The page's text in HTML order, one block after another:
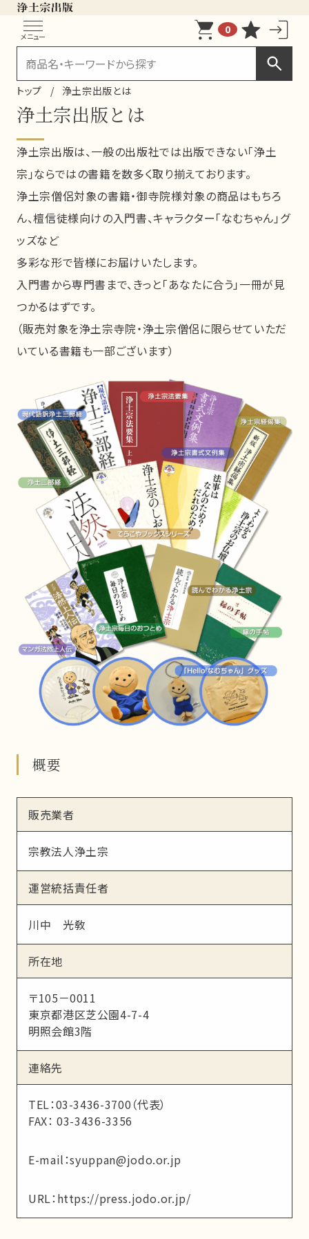
メニュー
0
トップ 浄土宗出版とは
浄土宗出版とは
浄土宗出版は、一般の出版社では出版できない「浄土
宗」ならではの書籍を数多く取り揃えております。
浄土宗僧侶対象の書籍・御寺院様対象の商品はもちろ
ん、檀信徒様向けの入門書、キャラクター「なむちゃん」グ
ッズなど
多彩な形で皆様にお届けいたします。
入門書から専門書まで、きっと「あなたに合う」一冊が見
つかるはずです。
（販売対象を浄土宗寺院・浄土宗僧侶に限らせていただ
いている書籍も一部ございます）
概要
販売業者
宗教法人浄土宗
運営統括責任者
川中 光敎
所在地
〒105－0011
東京都港区芝公園4-7-4
明照会館3階
連絡先
TEL：03-3436-3700（代表）
FAX： 03-3436-3356
E-mail：syuppan@jodo.or.jp
URL： https://press.jodo.or.jp/